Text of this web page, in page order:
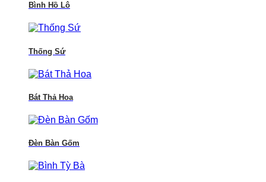
Bình Hồ Lô
Thống Sứ
Bát Thả Hoa
Đèn Bàn Gốm